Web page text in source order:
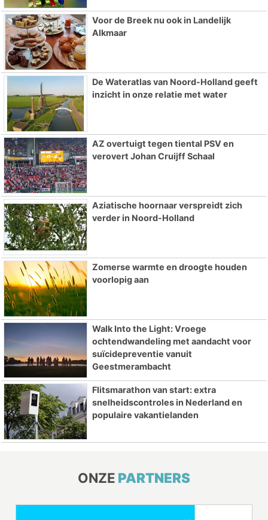
Voor de Breek nu ook in Landelijk
Alkmaar
De Wateratlas van Noord-Holland geeft
inzicht in onze relatie met water
AZ overtuigt tegen tiental PSV en
verovert Johan Cruijff Schaal
Aziatische hoornaar verspreidt zich
verder in Noord-Holland
Zomerse warmte en droogte houden
voorlopig aan
Walk Into the Light: Vroege
ochtendwandeling met aandacht voor
suïcidepreventie vanuit
Geestmerambacht
Flitsmarathon van start: extra
snelheidscontroles in Nederland en
populaire vakantielanden
ONZE PARTNERS